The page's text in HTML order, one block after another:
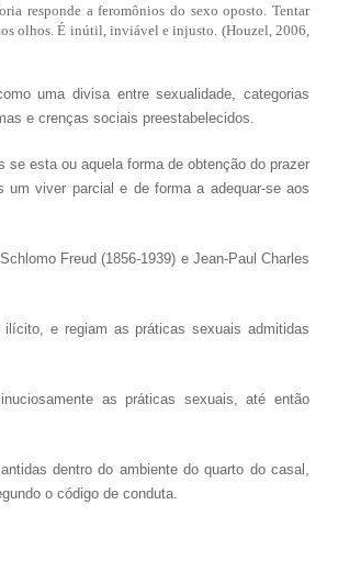
responde a feromônios do sexo oposto. Tentar
olhos. É inútil, inviável e injusto. (Houzel, 2006,
uma divisa entre sexualidade, categorias
e crenças sociais preestabelecidos.
se esta ou aquela forma de obtenção do prazer
um viver parcial e de forma a adequar-se aos
Freud (1856-1939) e Jean-Paul Charles
e regiam as práticas sexuais admitidas
as práticas sexuais, até então
dentro do ambiente do quarto do casal,
o código de conduta.